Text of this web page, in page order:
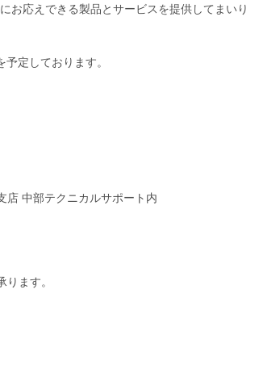
お応えできる製品とサービスを提供してまいり
定しております。
店 中部テクニカルサポート内
ます。